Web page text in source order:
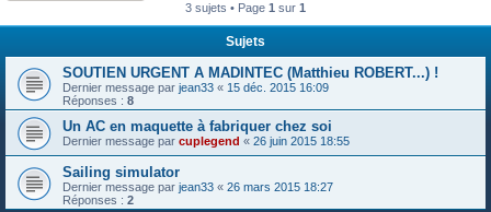
3 sujets • Page 1 sur 1
Sujets
SOUTIEN URGENT A MADINTEC (Matthieu ROBERT...) !
Dernier message par jean33 « 15 déc. 2015 16:09
Réponses : 8
Un AC en maquette à fabriquer chez soi
Dernier message par cuplegend « 26 juin 2015 18:55
Sailing simulator
Dernier message par jean33 « 26 mars 2015 18:27
Réponses : 2